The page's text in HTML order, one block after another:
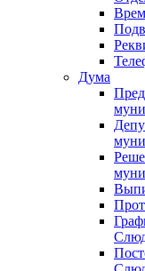
Дума